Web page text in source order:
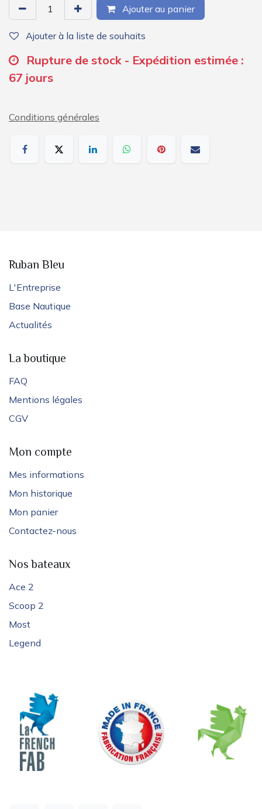
Ajouter au panier
Ajouter à la liste de souhaits
Rupture de stock - Expédition estimée :
67 jours
Conditions générales
Ruban Bleu
L'Entreprise
Base Nautique
Actualités
La boutique
FAQ
Mentions légales
CGV
Mon compte
Mes informations
Mon historique
Mon panier
Contactez-nous
Nos bateaux
Ace 2
Scoop 2
Most
Legend